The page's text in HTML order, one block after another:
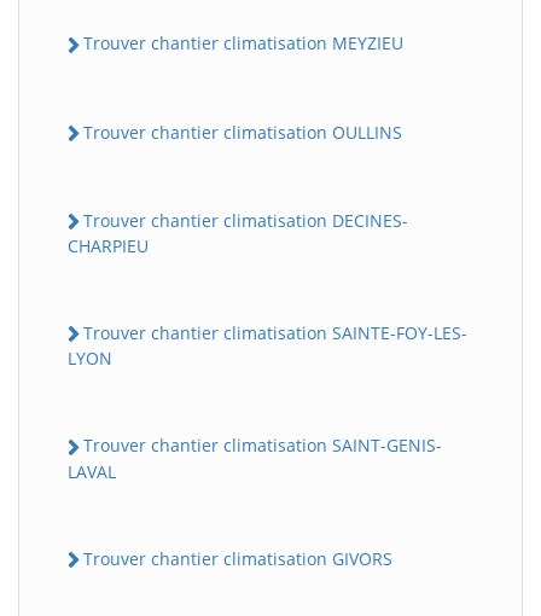
Trouver chantier climatisation MEYZIEU
Trouver chantier climatisation OULLINS
Trouver chantier climatisation DECINES-
CHARPIEU
Trouver chantier climatisation SAINTE-FOY-LES-
LYON
Trouver chantier climatisation SAINT-GENIS-
LAVAL
Trouver chantier climatisation GIVORS